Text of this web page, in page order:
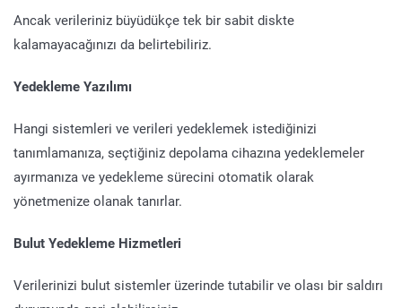
Ancak verileriniz büyüdükçe tek bir sabit diskte
kalamayacağınızı da belirtebiliriz.
Yedekleme Yazılımı
Hangi sistemleri ve verileri yedeklemek istediğinizi
tanımlamanıza, seçtiğiniz depolama cihazına yedeklemeler
ayırmanıza ve yedekleme sürecini otomatik olarak
yönetmenize olanak tanırlar.
Bulut Yedekleme Hizmetleri
Verilerinizi bulut sistemler üzerinde tutabilir ve olası bir saldırı